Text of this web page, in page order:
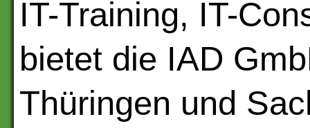
IT-Training, IT-
bietet die IAD
Thüringen und